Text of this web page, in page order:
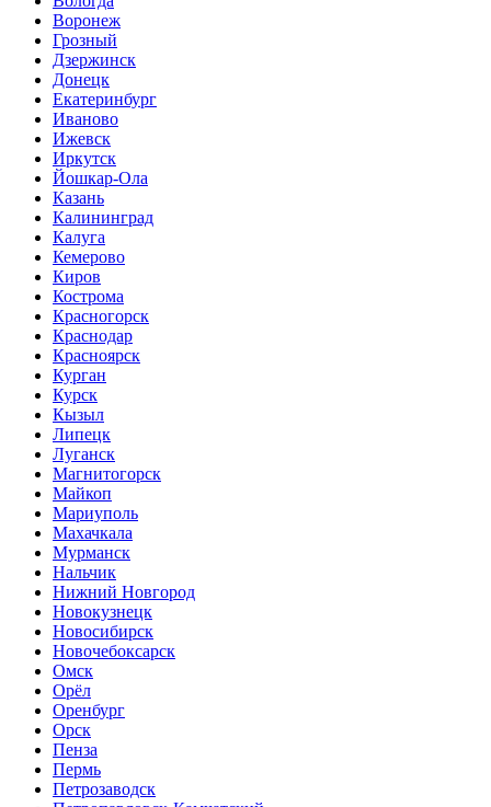
Воронеж
Грозный
Дзержинск
Донецк
Екатеринбург
Иваново
Ижевск
Иркутск
Йошкар-Ола
Казань
Калининград
Калуга
Кемерово
Киров
Кострома
Красногорск
Краснодар
Красноярск
Курган
Курск
Кызыл
Липецк
Луганск
Магнитогорск
Майкоп
Мариуполь
Махачкала
Мурманск
Нальчик
Нижний Новгород
Новокузнецк
Новосибирск
Новочебоксарск
Омск
Орёл
Оренбург
Орск
Пенза
Пермь
Петрозаводск